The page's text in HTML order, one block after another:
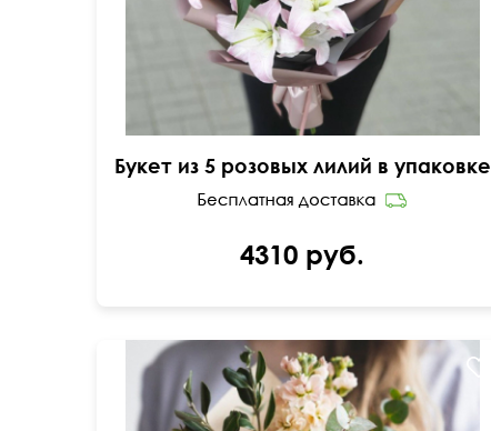
Букет из 5 розовых лилий в упаковке
4310 руб.